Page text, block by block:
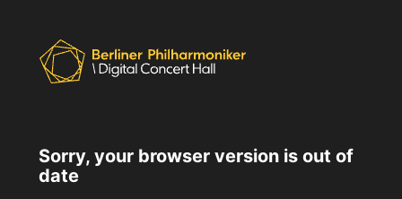
Sorry, your browser version is out of
date